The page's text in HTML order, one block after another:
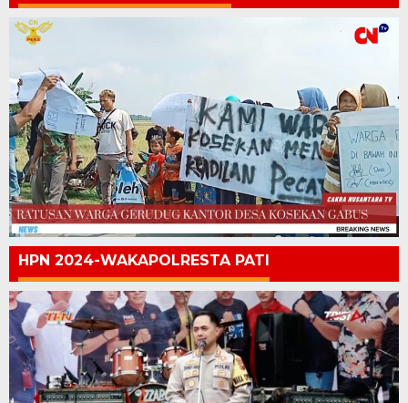
HPN 2024-WAKAPOLRESTA PATI